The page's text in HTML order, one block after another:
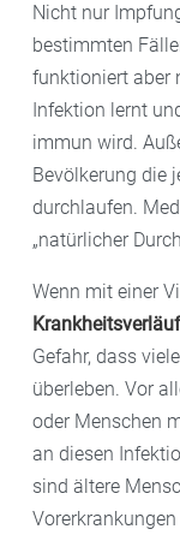
Nicht nur
bestimmten
funktioniert aber
Infektion lernt
immun wird.
Bevölkerung die
durchlaufen.
„natürlicher
Wenn mit einer
Gefahr, dass
überleben. Vor
oder Menschen
an diesen
sind ältere